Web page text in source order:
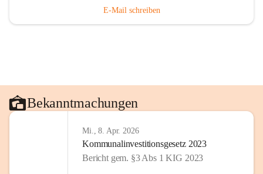
E-Mail schreiben
Bekanntmachungen
Mi., 8. Apr. 2026
Kommunalinvestitionsgesetz 2023
Bericht gem. §3 Abs 1 KIG 2023